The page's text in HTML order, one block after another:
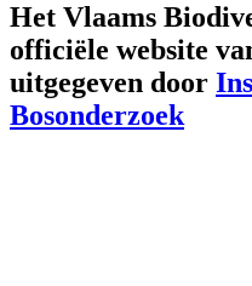
Het Vlaams
officiële website
uitgegeven door
Bosonderzoek